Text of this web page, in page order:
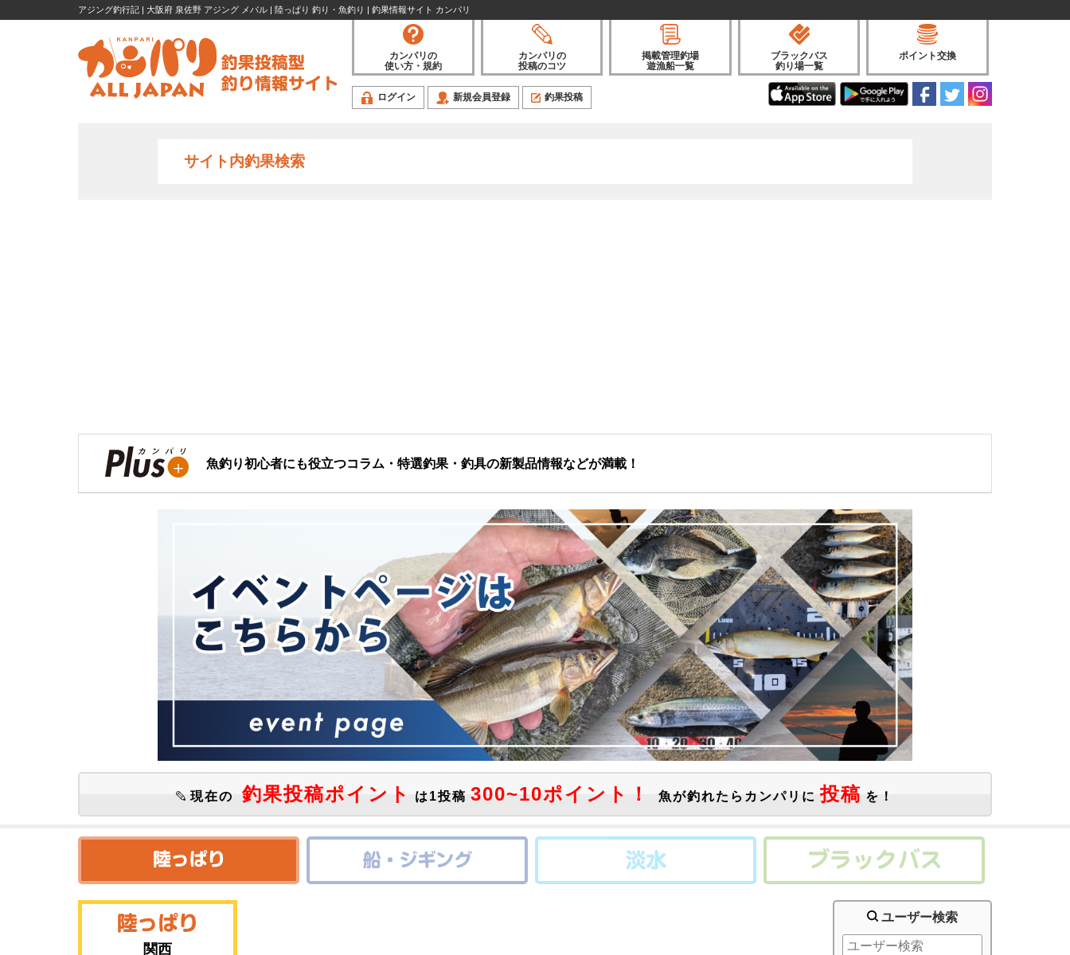
アジング釣行記 | 大阪府 泉佐野 アジング メバル | 陸っぱり 釣り・魚釣り | 釣果情報サイト カンパリ
カンパリの
使い方・規約
カンパリの
投稿のコツ
掲載管理釣場
遊漁船一覧
ブラックバス
釣り場一覧
ポイント交換
ログイン 新規会員登録 釣果投稿
サイト内釣果検索
魚釣り初心者にも役立つコラム・特選釣果・釣具の新製品情報などが満載！
現在の 釣果投稿ポイント は1投稿 300~10ポイント！ 魚が釣れたらカンパリに 投稿 を！
関西
ユーザー検索